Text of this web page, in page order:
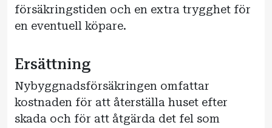
försäkringstiden och en extra trygghet för
en eventuell köpare.
Ersättning
Nybyggnadsförsäkringen omfattar
kostnaden för att återställa huset efter
skada och för att åtgärda det fel som